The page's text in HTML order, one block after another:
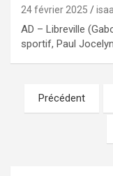
24 février 2025
AD – Libreville
sportif, Paul
Pagination
des
publications
Précédent